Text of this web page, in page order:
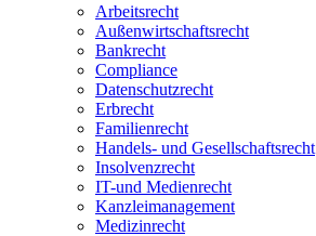
Arbeitsrecht
Außenwirtschaftsrecht
Bankrecht
Compliance
Datenschutzrecht
Erbrecht
Familienrecht
Handels- und Gesellschaftsrecht
Insolvenzrecht
IT-und Medienrecht
Kanzleimanagement
Medizinrecht